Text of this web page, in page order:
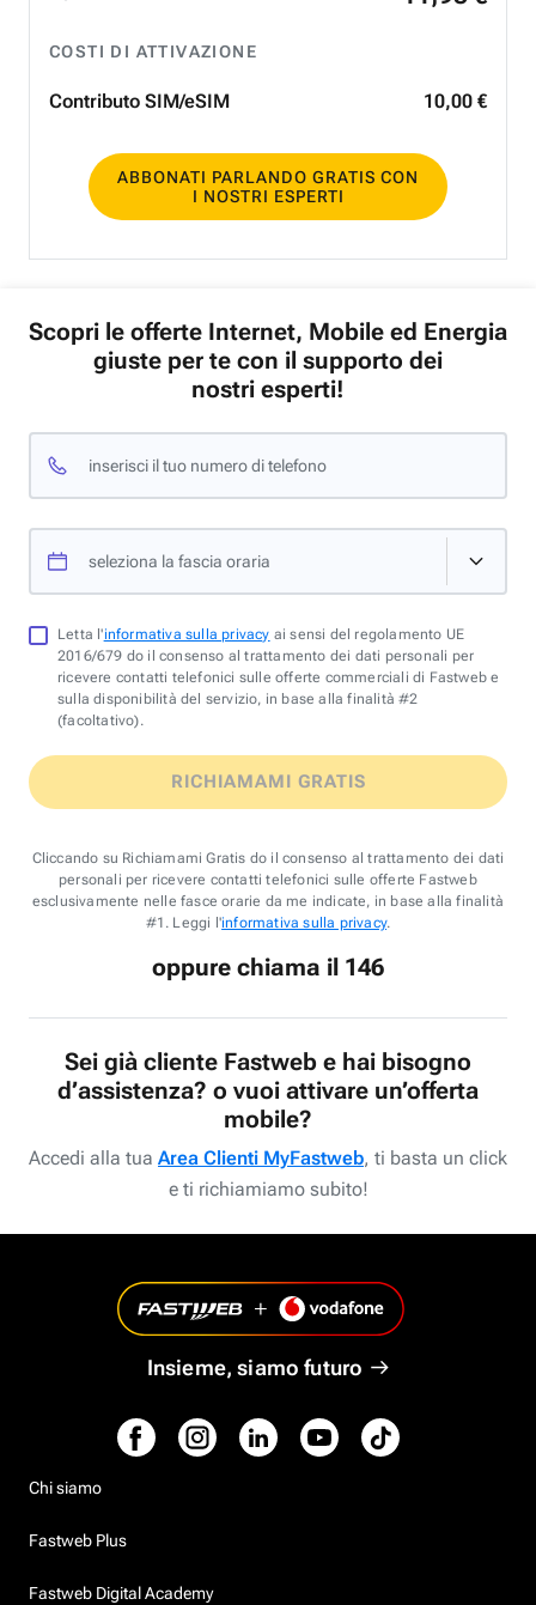
COSTI DI ATTIVAZIONE
Contributo SIM/eSIM 10,00 €
ABBONATI PARLANDO GRATIS CON
I NOSTRI ESPERTI
Scopri le offerte Internet, Mobile ed Energia
giuste per te con il supporto dei
nostri esperti!
inserisci il tuo numero di telefono
seleziona la fascia oraria
Letta l'informativa sulla privacy ai sensi del regolamento UE
2016/679 do il consenso al trattamento dei dati personali per
ricevere contatti telefonici sulle offerte commerciali di Fastweb e
sulla disponibilità del servizio, in base alla finalità #2
(facoltativo).
RICHIAMAMI GRATIS
Cliccando su Richiamami Gratis do il consenso al trattamento dei dati
personali per ricevere contatti telefonici sulle offerte Fastweb
esclusivamente nelle fasce orarie da me indicate, in base alla finalità
#1. Leggi l'informativa sulla privacy.
oppure chiama il 146
Sei già cliente Fastweb e hai bisogno
d’assistenza? o vuoi attivare un’offerta
mobile?
Accedi alla tua Area Clienti MyFastweb, ti basta un click
e ti richiamiamo subito!
Insieme, siamo futuro
Chi siamo
Fastweb Plus
Fastweb Digital Academy